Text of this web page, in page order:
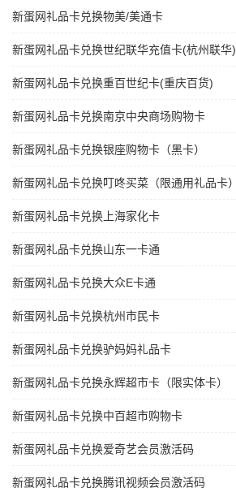
新蛋网礼品卡兑换物美/美通卡
新蛋网礼品卡兑换世纪联华充值卡(杭州联华)
新蛋网礼品卡兑换重百世纪卡(重庆百货)
新蛋网礼品卡兑换南京中央商场购物卡
新蛋网礼品卡兑换银座购物卡（黑卡）
新蛋网礼品卡兑换叮咚买菜（限通用礼品卡）
新蛋网礼品卡兑换上海家化卡
新蛋网礼品卡兑换山东一卡通
新蛋网礼品卡兑换大众E卡通
新蛋网礼品卡兑换杭州市民卡
新蛋网礼品卡兑换驴妈妈礼品卡
新蛋网礼品卡兑换永辉超市卡（限实体卡）
新蛋网礼品卡兑换中百超市购物卡
新蛋网礼品卡兑换爱奇艺会员激活码
新蛋网礼品卡兑换腾讯视频会员激活码